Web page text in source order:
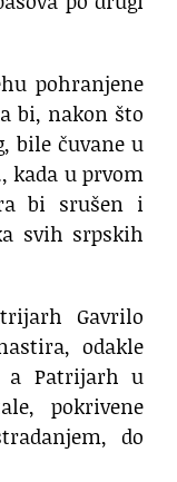
pohranjene
bi, nakon što
bile čuvane u
kada u prvom
bi srušen i
svih srpskih
Gavrilo
odakle
a Patrijarh u
pokrivene
do